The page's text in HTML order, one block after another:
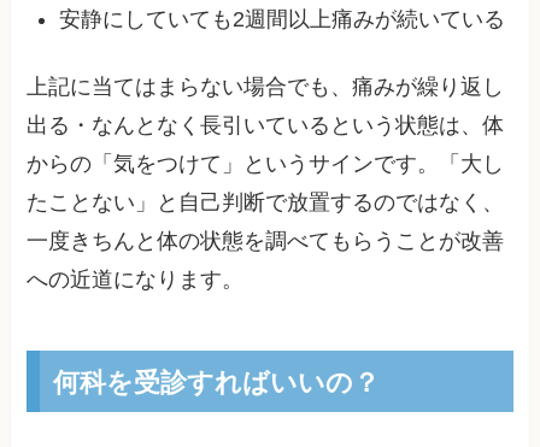
安静にしていても2週間以上痛みが続いている
上記に当てはまらない場合でも、痛みが繰り返し
出る・なんとなく長引いているという状態は、体
からの「気をつけて」というサインです。「大し
たことない」と自己判断で放置するのではなく、
一度きちんと体の状態を調べてもらうことが改善
への近道になります。
何科を受診すればいいの？